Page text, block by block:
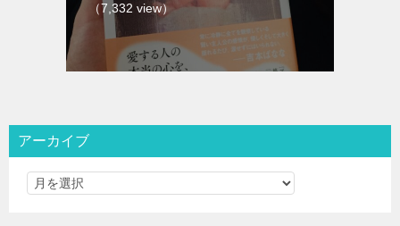
（7,332 view）
アーカイブ